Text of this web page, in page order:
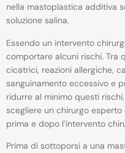
nella mastoplastica additiva
soluzione salina.
Essendo un intervento
comportare alcuni rischi. Tra
cicatrici, reazioni allergiche,
sanguinamento eccessivo e
ridurre al minimo questi
scegliere un chirurgo esperto
prima e dopo l’intervento
Prima di sottoporsi a una